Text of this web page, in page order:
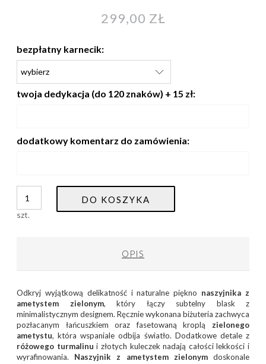
299,00 ZŁ
bezpłatny karnecik:
twoja dedykacja (do 120 znaków) + 15 zł:
dodatkowy komentarz do zamówienia:
szt.
DO KOSZYKA
OPIS
Odkryj wyjątkową delikatność i naturalne piękno naszyjnika z
ametystem zielonym, który łączy subtelny blask z
minimalistycznym designem. Ręcznie wykonana biżuteria zachwyca
pozłacanym łańcuszkiem oraz fasetowaną kroplą zielonego
ametystu, która wspaniale odbija światło. Dodatkowe detale z
różowego turmalinu i złotych kuleczek nadają całości lekkości i
wyrafinowania. Naszyjnik z ametystem zielonymdoskonale